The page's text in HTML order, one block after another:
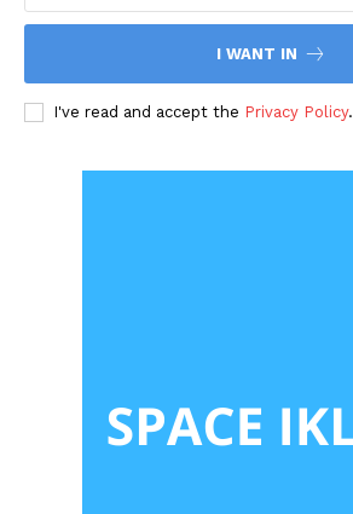
I WANT IN
I've read and accept the Privacy Policy.